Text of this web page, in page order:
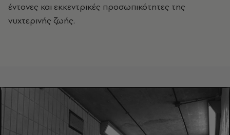
έντονες και εκκεντρικές προσωπικότητες της
νυχτερινής ζωής.